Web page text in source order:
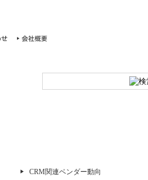
CRM関連ベンダー動向